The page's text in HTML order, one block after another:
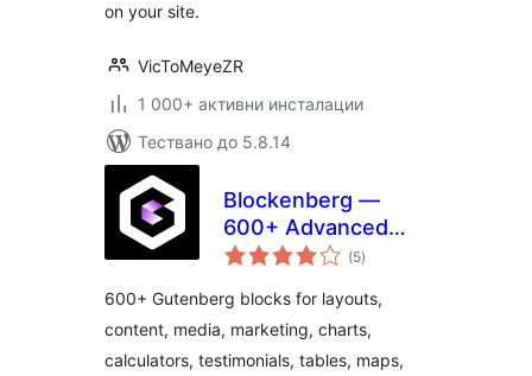
on your site.
VicToMeyeZR
1 000+ активни инсталации
Тествано до 5.8.14
Blockenberg —
600+ Advanced
Gutenberg Blocks
Block Editor
(5общо
оценки
)
600+ Gutenberg blocks for layouts,
content, media, marketing, charts,
calculators, testimonials, tables, maps,